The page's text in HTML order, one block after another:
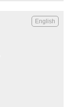
English